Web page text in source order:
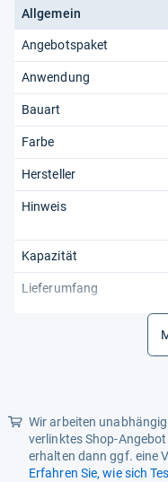
Allgemein
Angebotspaket
Anwendung
Bauart
Farbe
Hersteller
Hinweis
Kapazität
Lieferumfang
Produktart
Produktgruppe
Wir arbeiten
verlinktes Shop-
erhalten dann ggf. eine
Erfahren Sie, wie sich